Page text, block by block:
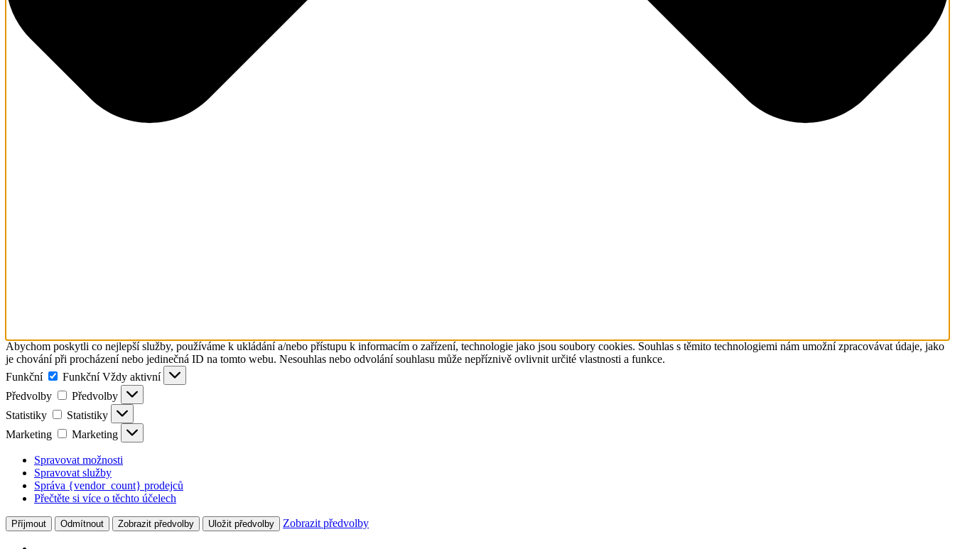
Abychom poskytli co nejlepší služby, používáme k ukládání a/nebo přístupu k informacím o zařízení, technologie jako jsou soubory cookies. Souhlas s těmito technologiemi nám umožní zpracovávat údaje, jako
je chování při procházení nebo jedinečná ID na tomto webu. Nesouhlas nebo odvolání souhlasu může nepříznivě ovlivnit určité vlastnosti a funkce.
Funkční
Funkční Vždy aktivní
Předvolby
Předvolby
Statistiky
Statistiky
Marketing
Marketing
Spravovat možnosti
Spravovat služby
Správa {vendor_count} prodejců
Přečtěte si více o těchto účelech
Příjmout Odmítnout Zobrazit předvolby Uložit předvolby Zobrazit předvolby